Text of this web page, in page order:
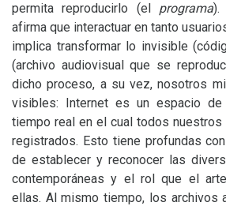
permita reproducirlo (el programa).
afirma que interactuar en tanto
implica transformar lo invisible
(archivo audiovisual que se
dicho proceso, a su vez, nosotros
visibles: Internet es un espacio
tiempo real en el cual todos nuestros
registrados. Esto tiene profundas
de establecer y reconocer las
contemporáneas y el rol que el
ellas. Al mismo tiempo, los archivos